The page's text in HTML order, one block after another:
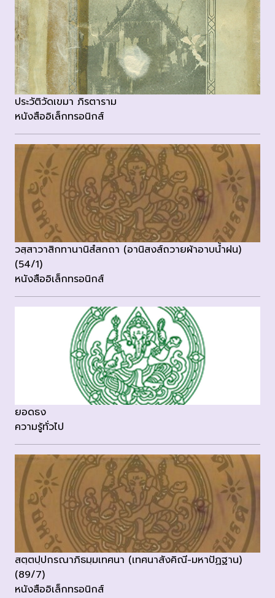
ประวัติวัดเขมา ภิรตาราม
หนังสืออิเล็กทรอนิกส์
วสฺสาวาสิกทานานิสํสกถา (อานิสงส์ถวายผ้าอาบน้ำฝน)
(54/1)
หนังสืออิเล็กทรอนิกส์
ยอดธง
ความรู้ทั่วไป
สตฺตปฺปกรณาภิธมฺมเทศนา (เทศนาสังคิณี-มหาปัฏฐาน)
(89/7)
หนังสืออิเล็กทรอนิกส์